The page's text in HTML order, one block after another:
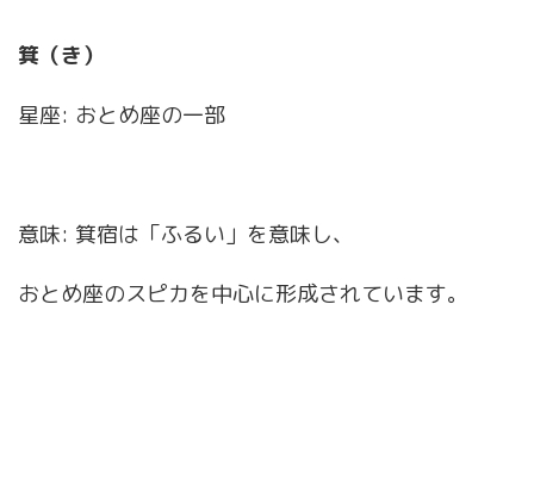
箕（き）
星座: おとめ座の一部
意味: 箕宿は「ふるい」を意味し、
おとめ座のスピカを中心に形成されています。